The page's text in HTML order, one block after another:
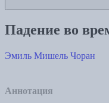
Падение во
Эмиль Мишель Чоран
Аннотация